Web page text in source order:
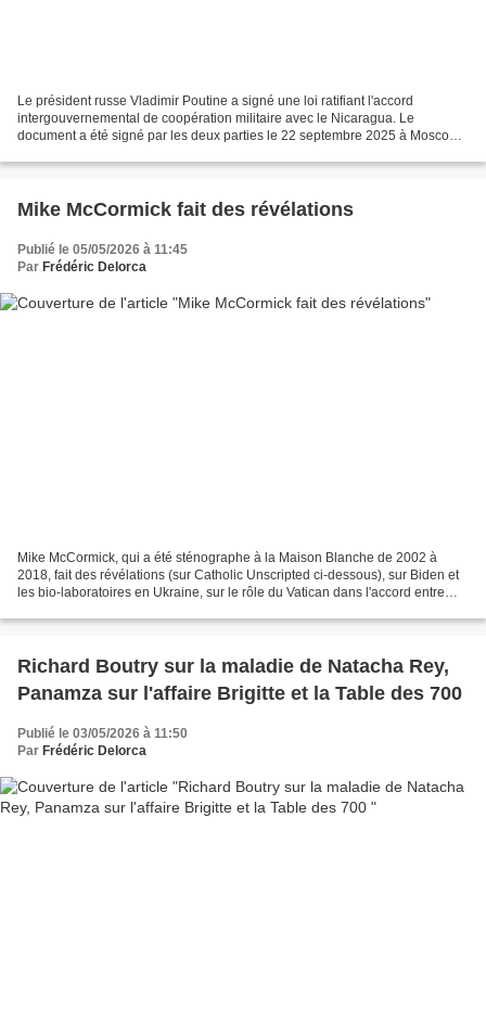
Le président russe Vladimir Poutine a signé une loi ratifiant l'accord
intergouvernemental de coopération militaire avec le Nicaragua. Le
document a été signé par les deux parties le 22 septembre 2025 à Moscou.
Mike McCormick fait des révélations
Publié le 05/05/2026 à 11:45
Par Frédéric Delorca
Mike McCormick, qui a été sténographe à la Maison Blanche de 2002 à
2018, fait des révélations (sur Catholic Unscripted ci-dessous), sur Biden et
les bio-laboratoires en Ukraine, sur le rôle du Vatican dans l'accord entre
Richard Boutry sur la maladie de Natacha Rey,
Panamza sur l'affaire Brigitte et la Table des 700
Publié le 03/05/2026 à 11:50
Par Frédéric Delorca